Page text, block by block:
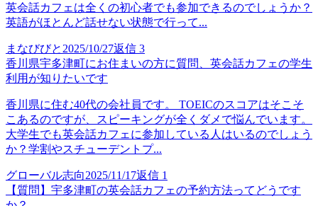
英会話カフェは全くの初心者でも参加できるのでしょうか？
英語がほとんど話せない状態で行って...
まなびびと 2025/10/27返信 3
香川県宇多津町にお住まいの方に質問、英会話カフェの学生
利用が知りたいです
香川県に住む40代の会社員です。 TOEICのスコアはそこそ
こあるのですが、スピーキングが全くダメで悩んでいます。
大学生でも英会話カフェに参加している人はいるのでしょう
か？学割やスチューデントプ...
グローバル志向2025/11/17返信 1
【質問】宇多津町の英会話カフェの予約方法ってどうです